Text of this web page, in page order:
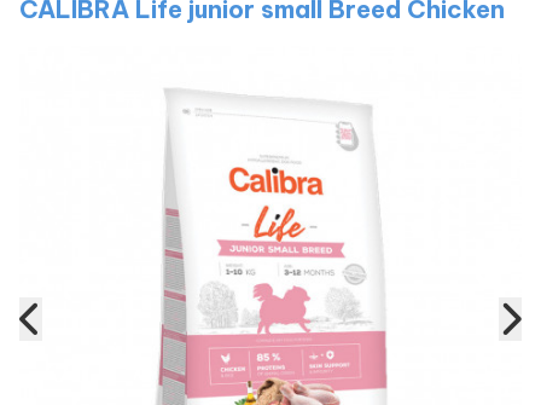
CALIBRA Life junior small Breed Chicken